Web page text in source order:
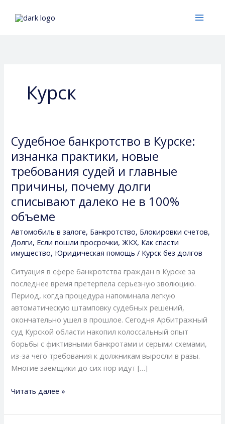
Курск
Судебное банкротство в Курске:
изнанка практики, новые
требования судей и главные
причины, почему долги
списывают далеко не в 100%
объеме
Автомобиль в залоге, Банкротство, Блокировки счетов,
Долги, Если пошли просрочки,ЖКХ, Как спасти
имущество, Юридическая помощь / Курск без долгов
Ситуация в сфере банкротства граждан в Курске за
последнее время претерпела серьезную эволюцию.
Период, когда процедура напоминала легкую
автоматическую штамповку судебных решений,
окончательно ушел в прошлое. Сегодня Арбитражный
суд Курской области накопил колоссальный опыт
борьбы с фиктивными банкротами и серыми схемами,
из-за чего требования к должникам выросли в разы.
Многие заемщики до сих пор идут […]
Судебное
банкротство
в
Курске:
изнанка
практики,
новые
требования
судей
и
главные
причины,
почему
долги
списывают
далеко
не
в
100%
объеме
Читать далее »